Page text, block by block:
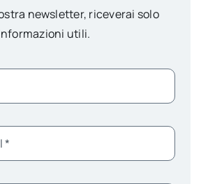
newsletter, riceverai solo
utili.